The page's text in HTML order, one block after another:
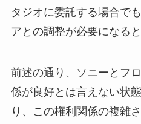
タジオに委託する場合で
アとの調整が必要になる
前述の通り、ソニーとフ
係が良好とは言えない状
り、この権利関係の複雑